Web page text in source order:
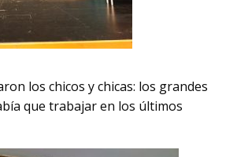
los chicos y chicas: los grandes
que trabajar en los últimos